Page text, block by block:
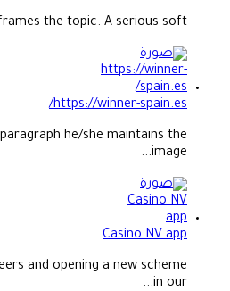
the topic. A serious soft...
https://winner-spain.es/
he/she maintains the
image...
Casino NV app
and opening a new scheme
in our...